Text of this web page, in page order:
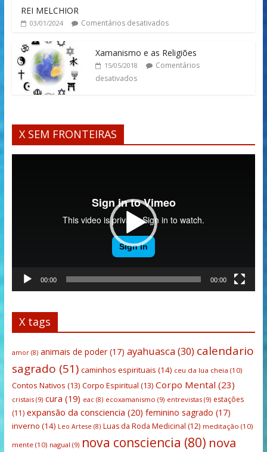
REI MELCHIOR
03/01/2024 Comentários desativados
Xamanismo e as Religiões
15/05/2018
Comentários
desativados
X SEM FRONTEIRAS
00:00 00:00
X tags
amor(8) animais de poder(17) ayahuasca(30) calendario
sagrado (51) caminhos espirituais (14) ceu da lua cheia (10)
Contos Nativos (13) Corpo Espiritual (13) Corpo Mental (23)
cristais(9) cura (19) eac(8) ecoxamanismo (9) entrevistas(9) estações
(11) expansão da consciencia (20) feminino sagrado (17)
inverno (14) Leo Artese (8) Luas da Roda Medicinal (12) meditação (10)
mente(10) nagual (9) nova consciencia (80) nova